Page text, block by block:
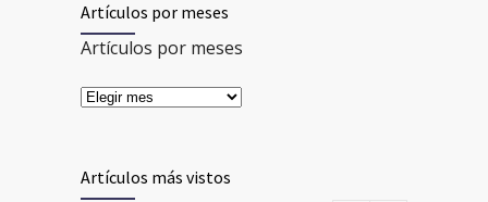
Artículos por meses
Artículos por meses
Artículos más vistos